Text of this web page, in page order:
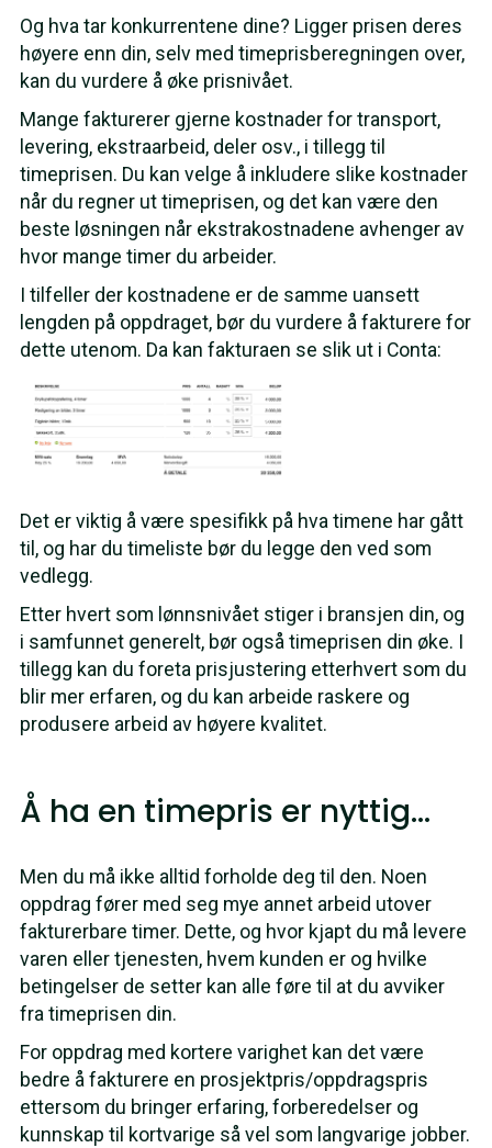
Og hva tar konkurrentene dine? Ligger prisen deres
høyere enn din, selv med timeprisberegningen over,
kan du vurdere å øke prisnivået.
Mange fakturerer gjerne kostnader for transport,
levering, ekstraarbeid, deler osv., i tillegg til
timeprisen. Du kan velge å inkludere slike kostnader
når du regner ut timeprisen, og det kan være den
beste løsningen når ekstrakostnadene avhenger av
hvor mange timer du arbeider.
I tilfeller der kostnadene er de samme uansett
lengden på oppdraget, bør du vurdere å fakturere for
dette utenom. Da kan fakturaen se slik ut i Conta:
Det er viktig å være spesifikk på hva timene har gått
til, og har du timeliste bør du legge den ved som
vedlegg.
Etter hvert som lønnsnivået stiger i bransjen din, og
i samfunnet generelt, bør også timeprisen din øke. I
tillegg kan du foreta prisjustering etterhvert som du
blir mer erfaren, og du kan arbeide raskere og
produsere arbeid av høyere kvalitet.
Å ha en timepris er nyttig…
Men du må ikke alltid forholde deg til den. Noen
oppdrag fører med seg mye annet arbeid utover
fakturerbare timer. Dette, og hvor kjapt du må levere
varen eller tjenesten, hvem kunden er og hvilke
betingelser de setter kan alle føre til at du avviker
fra timeprisen din.
For oppdrag med kortere varighet kan det være
bedre å fakturere en prosjektpris/oppdragspris
ettersom du bringer erfaring, forberedelser og
kunnskap til kortvarige så vel som langvarige jobber.